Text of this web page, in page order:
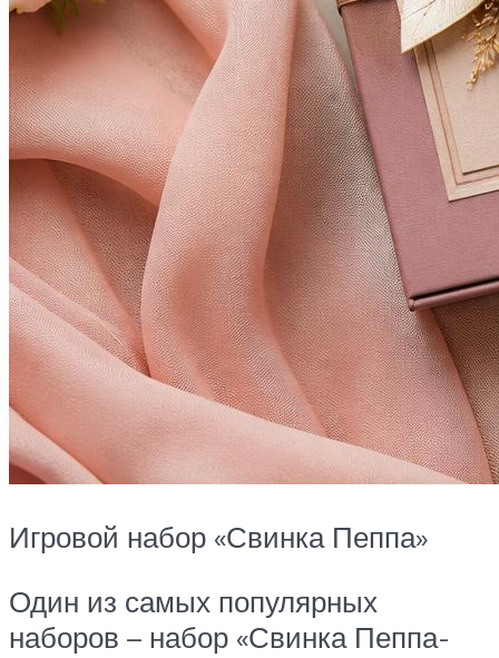
Игровой набор «Свинка Пеппа»
Один из самых популярных
наборов – набор «Свинка Пеппа-